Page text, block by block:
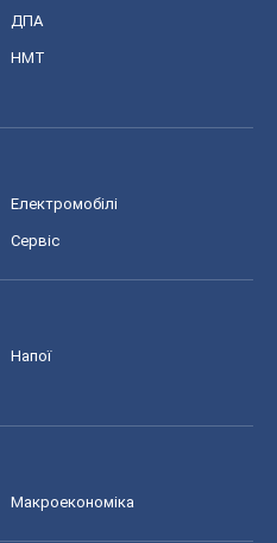
ДПА
НМТ
Електромобілі
Сервіс
Напої
Макроекономіка